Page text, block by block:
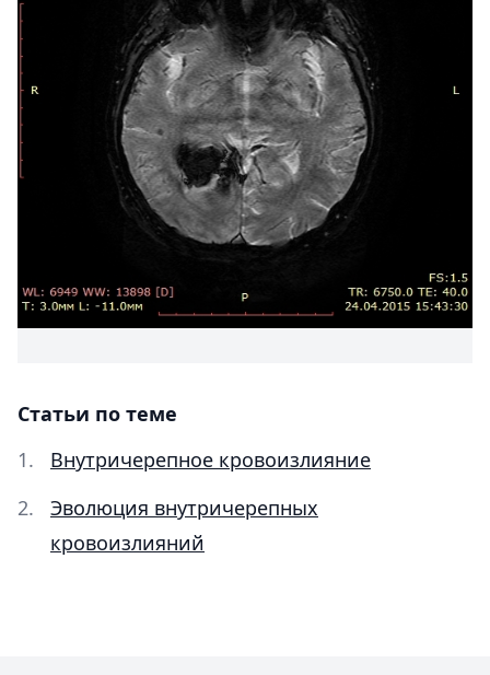
Статьи по теме
Внутричерепное кровоизлияние
Эволюция внутричерепных
кровоизлияний